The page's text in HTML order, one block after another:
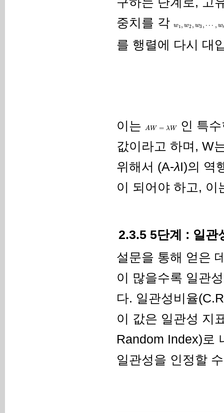
중치를 각 w1, w2, w3, ⋯ , w
를 행렬에 다시 대
이는 AW = λW
인 특
값이라고 하며, W
위해서 (A-λI)의 역
이 되어야 하고, 이
2.3.5 5단계 : 일관
설문을 통해 얻은
이 많을수록 일관
다. 일관성비율
이 값은 일관성 지
Random Index)로
일관성을 인정할